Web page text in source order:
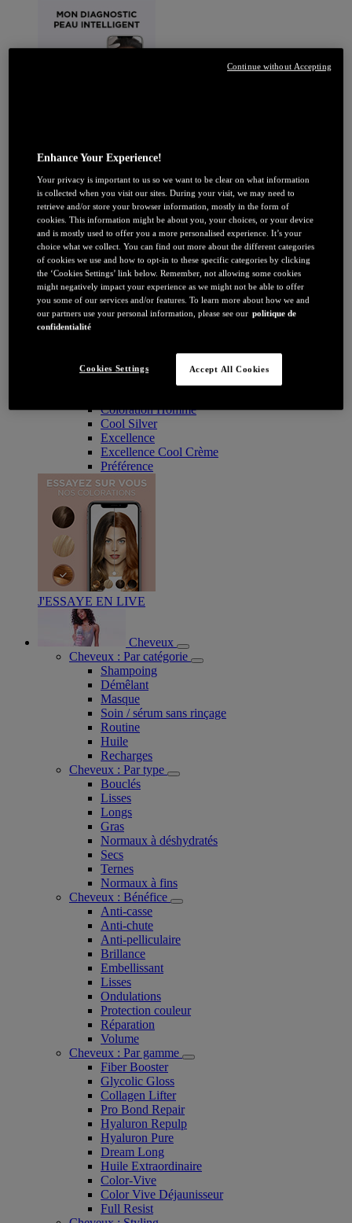
Par couleur
Blonde
Châtain
Brune / Noire
Rousse / Auburn
Eclaircissant
Tie & dye et balayage
Retouche racines
Flashy
Par durée
Coloration : Par gamme
Age Perfect
Coloration Homme
Cool Silver
Excellence
Excellence Cool Crème
Préférence
J'ESSAYE EN LIVE
Cheveux
Cheveux : Par catégorie
Shampoing
Démêlant
Masque
Soin / sérum sans rinçage
Routine
Huile
Recharges
Cheveux : Par type
Bouclés
Lisses
Longs
Gras
Normaux à déshydratés
Secs
Ternes
Normaux à fins
Cheveux : Bénéfice
Anti-casse
Anti-chute
Anti-pelliculaire​
Brillance
Embellissant
Lisses
Ondulations
Protection couleur​
Réparation
Volume
Cheveux : Par gamme
Fiber Booster
Glycolic Gloss
Collagen Lifter
Pro Bond Repair
Hyaluron Repulp
Hyaluron Pure
Dream Long
Huile Extraordinaire
Color-Vive
Color Vive Déjaunisseur
Full Resist
Enhance Your Experience!
Your privacy is important to us so we want to be clear on what information
is collected when you visit our sites. During your visit, we may need to
retrieve and/or store your browser information, mostly in the form of
cookies. This information might be about you, your choices, or your device
and is mostly used to offer you a more personalised experience. It’s your
choice what we collect. You can find out more about the different categories
of cookies we use and how to opt-in to these specific categories by clicking
the ‘Cookies Settings’ link below. Remember, not allowing some cookies
might negatively impact your experience as we might not be able to offer
you some of our services and/or features. To learn more about how we and
our partners use your personal information, please see our politique de
confidentialité
Cookies Settings Accept All Cookies
Continue without Accepting